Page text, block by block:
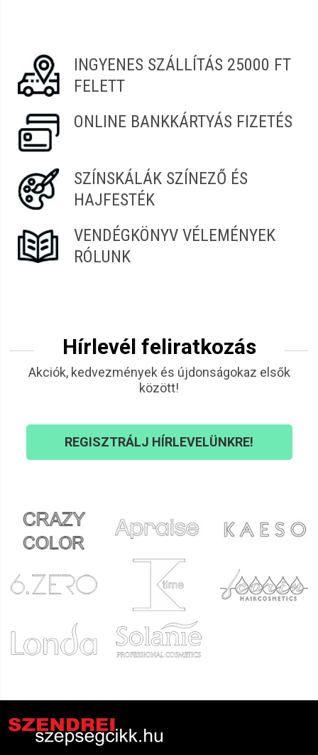
Ibolya 2026.01.19. 06:57
Petra 2022.06.30. 10:20
INGYENES SZÁLLÍTÁS 25000 FT
FELETT
ONLINE BANKKÁRTYÁS FIZETÉS
SZÍNSKÁLÁK SZÍNEZŐ ÉS
HAJFESTÉK
VENDÉGKÖNYV VÉLEMÉNYEK
RÓLUNK
Hírlevél feliratkozás
Akciók, kedvezmények és újdonságokaz elsők
között!
REGISZTRÁLJ HÍRLEVELÜNKRE!